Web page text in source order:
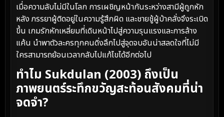
เมื่อความลับไม่มีในโลก การเผชิญหน้ากันระหว่างสามีผู้ถูกหัก
หลัง ภรรยาผู้ติดอยู่ในความรู้สึกผิด และชายชู้ผู้บ้าคลั่งจึงระเบิด
ขึ้น เกมรักหักเหลี่ยมที่เดินหน้าไปสู่ความรุนแรงและการล้าง
แค้น นำพาตัวละครทุกคนดิ่งลึกไปสู่จุดจบอันน่าสลดใจที่ไม่มี
ใครสามารถย้อนเวลากลับไปแก้ไขได้อีกต่อไป
ทำไม Sukdulan (2003) ถึงเป็น
ภาพยนตร์ระทึกขวัญสะท้อนสังคมที่น่า
จดจำ?